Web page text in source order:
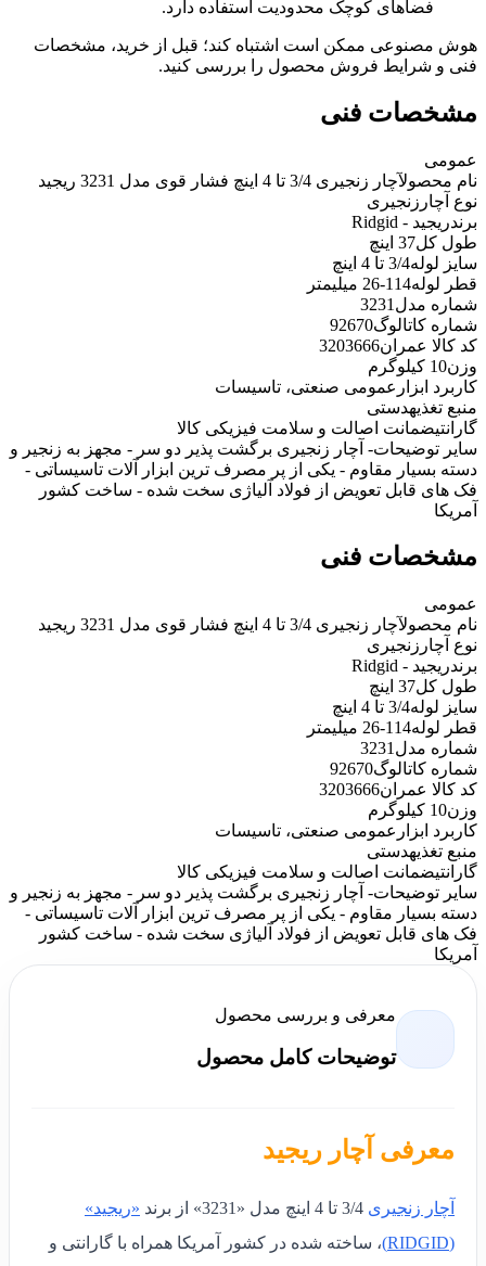
فضاهای کوچک محدودیت استفاده دارد.
هوش مصنوعی ممکن است اشتباه کند؛ قبل از خرید، مشخصات
فنی و شرایط فروش محصول را بررسی کنید.
مشخصات فنی
عمومی
نام محصولآچار زنجیری 3/4 تا 4 اینچ فشار قوی مدل 3231 ریجید
نوع آچار زنجیری
برندریجید - Ridgid
طول کل37 اینچ
سایز لوله3/4 تا 4 اینچ
قطر لوله114-26 میلیمتر
شماره مدل 3231
شماره کاتالوگ92670
کد کالا عمران3203666
وزن10 کیلوگرم
کاربرد ابزار عمومی صنعتی، تاسیسات
منبع تغذیهدستی
گارانتیضمانت اصالت و سلامت فیزیکی کالا
سایر توضیحات- آچار زنجیری برگشت پذیر دو سر - مجهز به زنجیر و
دسته بسیار مقاوم - یکی از پر مصرف ترین ابزار آلات تاسیساتی -
فک های قابل تعویض از فولاد آلیاژی سخت شده - ساخت کشور
آمریکا
مشخصات فنی
عمومی
نام محصولآچار زنجیری 3/4 تا 4 اینچ فشار قوی مدل 3231 ریجید
نوع آچار زنجیری
برندریجید - Ridgid
طول کل37 اینچ
سایز لوله3/4 تا 4 اینچ
قطر لوله114-26 میلیمتر
شماره مدل 3231
شماره کاتالوگ92670
کد کالا عمران3203666
وزن10 کیلوگرم
کاربرد ابزار عمومی صنعتی، تاسیسات
منبع تغذیهدستی
گارانتیضمانت اصالت و سلامت فیزیکی کالا
سایر توضیحات- آچار زنجیری برگشت پذیر دو سر - مجهز به زنجیر و
دسته بسیار مقاوم - یکی از پر مصرف ترین ابزار آلات تاسیساتی -
فک های قابل تعویض از فولاد آلیاژی سخت شده - ساخت کشور
آمریکا
معرفی و بررسی محصول
توضیحات کامل محصول
معرفی آچار ریجید
آچار زنجیری 3231» از برند «ریجید»
(RIDGID)
، ساخته شده در کشور آمریکا همراه با گارانتی و